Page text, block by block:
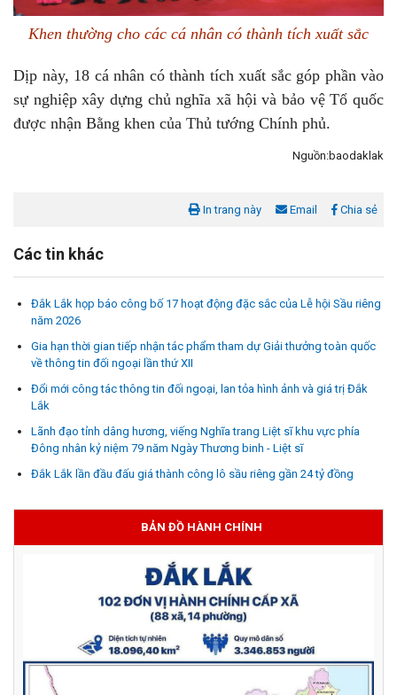
Khen thường cho các cá nhân có thành tích xuất sắc
Dịp này, 18 cá nhân có thành tích xuất sắc góp phần vào
sự nghiệp xây dựng chủ nghĩa xã hội và bảo vệ Tổ quốc
được nhận Bằng khen của Thủ tướng Chính phủ.
Nguồn:baodaklak
In trang này Email Chia sẻ
Các tin khác
Đắk Lắk họp báo công bố 17 hoạt động đặc sắc của Lễ hội Sầu riêng
năm 2026
Gia hạn thời gian tiếp nhận tác phẩm tham dự Giải thưởng toàn quốc
về thông tin đối ngoại lần thứ XII
Đổi mới công tác thông tin đối ngoại, lan tỏa hình ảnh và giá trị Đắk
Lắk
Lãnh đạo tỉnh dâng hương, viếng Nghĩa trang Liệt sĩ khu vực phía
Đông nhân kỷ niệm 79 năm Ngày Thương binh - Liệt sĩ
Đắk Lắk lần đầu đấu giá thành công lô sầu riêng gần 24 tỷ đồng
BẢN ĐỒ HÀNH CHÍNH